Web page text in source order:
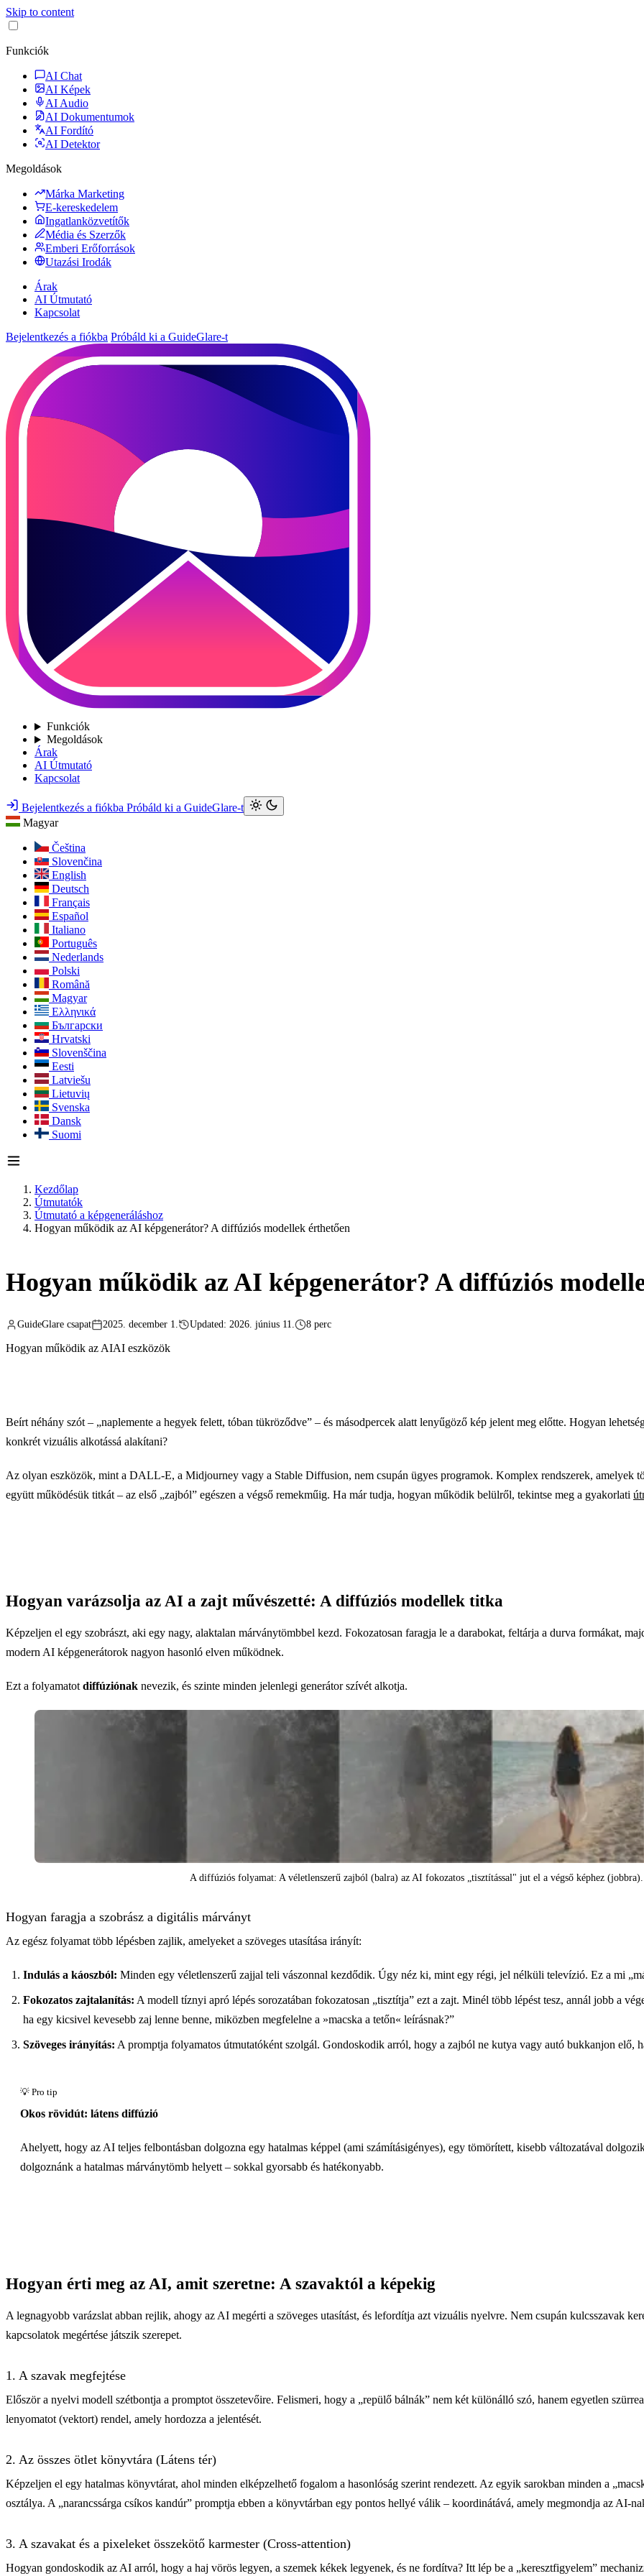
Skip to content
Funkciók
AI Chat
AI Képek
AI Audio
AI Dokumentumok
AI Fordító
AI Detektor
Megoldások
Márka Marketing
E-kereskedelem
Ingatlanközvetítők
Média és Szerzők
Emberi Erőforrások
Utazási Irodák
Árak
AI Útmutató
Kapcsolat
Bejelentkezés a fiókba Próbáld ki a GuideGlare-t
Funkciók
Megoldások
Árak
AI Útmutató
Kapcsolat
Bejelentkezés a fiókba Próbáld ki a GuideGlare-t
Magyar
Čeština
Slovenčina
English
Deutsch
Français
Español
Italiano
Português
Nederlands
Polski
Română
Magyar
Ελληνικά
Български
Hrvatski
Slovenščina
Eesti
Latviešu
Lietuvių
Svenska
Dansk
Suomi
Kezdőlap
Útmutatók
Útmutató a képgeneráláshoz
Hogyan működik az AI képgenerátor? A diffúziós modellek érthetően
Hogyan működik az AI képgenerátor? A diffúziós
GuideGlare csapat 2025. december 1. Updated: 2026. június 11. 8 perc
Hogyan működik az AIAI eszközök
Beírt néhány szót – „naplemente a hegyek felett, tóban tükröződve” – és másodpercek alatt lenyűgöző kép jelent meg előtte. Hogyan
konkrét vizuális alkotássá alakítani?
Az olyan eszközök, mint a DALL-E, a Midjourney vagy a Stable Diffusion, nem csupán ügyes programok. Komplex rendszerek, amelyek
együtt működésük titkát – az első „zajból” egészen a végső remekműig. Ha már tudja, hogyan működik belülről, tekintse meg a gyakorlati
Hogyan varázsolja az AI a zajt művészetté: A diffúziós modellek titka
Képzeljen el egy szobrászt, aki egy nagy, alaktalan márványtömbbel kezd. Fokozatosan faragja le a darabokat, feltárja a durva formákat,
modern AI képgenerátorok nagyon hasonló elven működnek.
Ezt a folyamatot diffúziónak nevezik, és szinte minden jelenlegi generátor szívét alkotja.
A diffúziós folyamat: A véletlenszerű zajból (balra) az AI fokozatos „tisztítással" jut el a végső képhez (jobbra).
Hogyan faragja a szobrász a digitális márványt
Az egész folyamat több lépésben zajlik, amelyeket a szöveges utasítása irányít:
Indulás a káoszból: Minden egy véletlenszerű zajjal teli vászonnal kezdődik. Úgy néz ki, mint egy régi, jel nélküli televízió. Ez a mi
Fokozatos zajtalanítás: A modell tíznyi apró lépés sorozatában fokozatosan „tisztítja” ezt a zajt. Minél több lépést tesz, annál jobb a
ha egy kicsivel kevesebb zaj lenne benne, miközben megfelelne a »macska a tetőn« leírásnak?”
Szöveges irányítás: A promptja folyamatos útmutatóként szolgál. Gondoskodik arról, hogy a zajból ne kutya vagy autó bukkanjon elő,
Okos rövidút: látens diffúzió
Ahelyett, hogy az AI teljes felbontásban dolgozna egy hatalmas képpel (ami számításigényes), egy tömörített, kisebb változatával
dolgoznánk a hatalmas márványtömb helyett – sokkal gyorsabb és hatékonyabb.
Hogyan érti meg az AI, amit szeretne: A szavaktól a képekig
A legnagyobb varázslat abban rejlik, ahogy az AI megérti a szöveges utasítást, és lefordítja azt vizuális nyelvre. Nem csupán kulcsszavak
kapcsolatok megértése játszik szerepet.
1. A szavak megfejtése
Először a nyelvi modell szétbontja a promptot összetevőire. Felismeri, hogy a „repülő bálnák” nem két különálló szó, hanem egyetlen
lenyomatot (vektort) rendel, amely hordozza a jelentését.
2. Az összes ötlet könyvtára (Látens tér)
Képzeljen el egy hatalmas könyvtárat, ahol minden elképzelhető fogalom a hasonlóság szerint rendezett. Az egyik sarokban minden a
osztálya. A „narancssárga csíkos kandúr” promptja ebben a könyvtárban egy pontos hellyé válik – koordinátává, amely megmondja az AI-
3. A szavakat és a pixeleket összekötő karmester (Cross-attention)
Hogyan gondoskodik az AI arról, hogy a haj vörös legyen, a szemek kékek legyenek, és ne fordítva? Itt lép be a „keresztfigyelem”